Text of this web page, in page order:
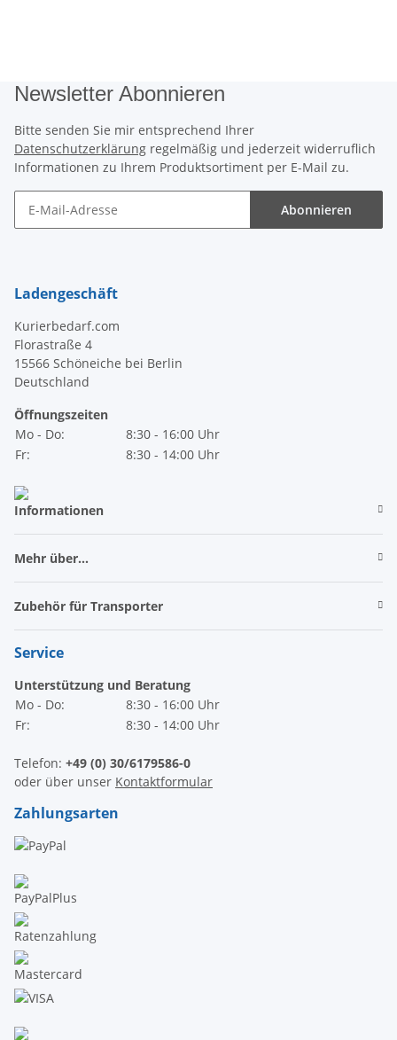
Newsletter Abonnieren
Bitte senden Sie mir entsprechend Ihrer
Datenschutzerklärung regelmäßig und jederzeit widerruflich
Informationen zu Ihrem Produktsortiment per E-Mail zu.
Abonnieren
Ladengeschäft
Kurierbedarf.com
Florastraße 4
15566 Schöneiche bei Berlin
Deutschland
Öffnungszeiten
Mo - Do:
8:30 - 16:00 Uhr
Fr:
8:30 - 14:00 Uhr
Informationen
Mehr über...
Zubehör für Transporter
Service
Unterstützung und Beratung
Mo - Do:
8:30 - 16:00 Uhr
Fr:
8:30 - 14:00 Uhr
Telefon: +49 (0) 30/6179586-0
oder über unser Kontaktformular
Zahlungsarten